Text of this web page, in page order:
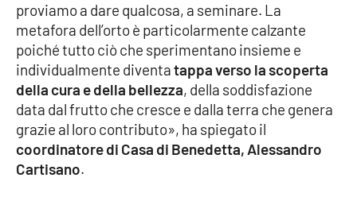
Vibo Valentia
Reggio Calabria
Cosenza
Lamezia Terme
proviamo a dare qualcosa, a seminare. La
metafora dell’orto è particolarmente calzante
poiché tutto ciò che sperimentano insieme e
individualmente diventatappa verso la scoperta
della cura e della bellezza, della soddisfazione
data dal frutto che cresce e dalla terra che genera
grazie al loro contributo», ha spiegato il
coordinatore di Casa di Benedetta, Alessandro
Cartisano.